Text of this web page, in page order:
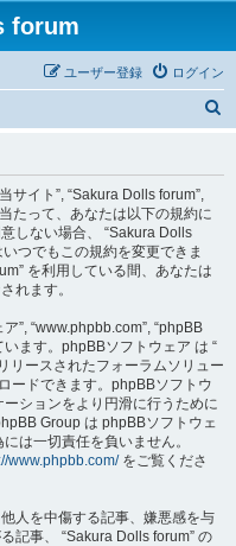
forum
ログイン
ユーザー登録
サイト”, “Sakura Dolls forum”,
たって、あなたは以下の規約に
しない場合、 “Sakura Dolls
つでもこの規約を変更できま
を利用している間、あなたは
れます。
”, “www.phpbb.com”, “phpBB
ます。phpBBソフトウェア は “
リースされたフォーラムソリュー
ードできます。phpBBソフトウ
ションをより円滑に行うために
Group は phpBBソフトウェ
は一切責任を負いません。
www.phpbb.com/をご覧くださ
人を中傷する記事、嫌悪感を与
記事、 “Sakura Dolls forum” の